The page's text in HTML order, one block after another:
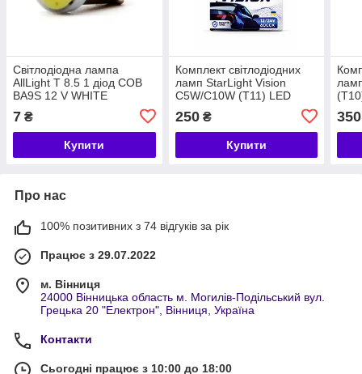
Світлодіодна лампа
AllLight T 8.5 1 діод COB
BA9S 12 V WHITE
7 ₴
Купити
Комплект світлодіодних
ламп StarLight Vision
C5W/C10W (T11) LED
6000 K 31 mm 12/24V
250₴
Купити
350
Про нас
100% позитивних з 74 відгуків за рік
Працює з 29.07.2022
м. Вінниця
24000 Вінницька область м. Могилів-Подільський вул.
Грецька 20 "Електрон", Вінниця, Україна
Контакти
Сьогодні працює з 10:00 до 18:00